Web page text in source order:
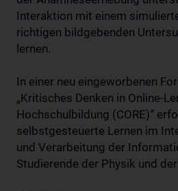
Interaktion mit einem
richtigen bildgebenden
lernen.
In einer neu eingeworbenen
„Kritisches Denken in Online-
Hochschulbildung (CORE)“
selbstgesteuerte Lernen im
und Verarbeitung der
Studierende der Physik und